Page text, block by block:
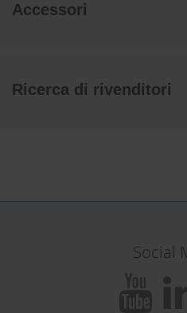
Accessori
Ricerca di rivenditori
Social